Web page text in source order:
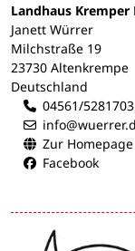
Landhaus Kremper
Janett Würrer
Milchstraße 19
23730 Altenkrempe
Deutschland
04561/5281703
Zur
Facebook